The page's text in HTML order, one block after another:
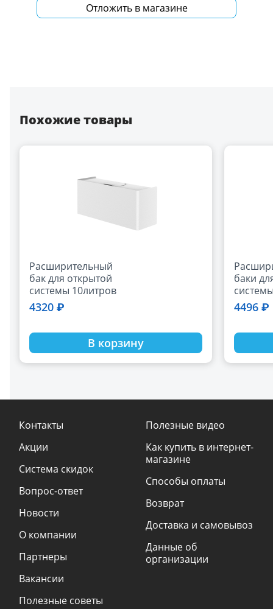
Отложить в магазине
Похожие товары
Расширительный
бак для открытой
системы 10литров
[480х160х210мм]
4320 ₽
В корзину
баки
литров
4496 ₽
Контакты
Акции
Система скидок
Вопрос-ответ
Новости
О компании
Партнеры
Вакансии
Полезные советы
Полезные видео
Как купить в интернет-
магазине
Способы оплаты
Возврат
Доставка и самовывоз
Данные об
организации